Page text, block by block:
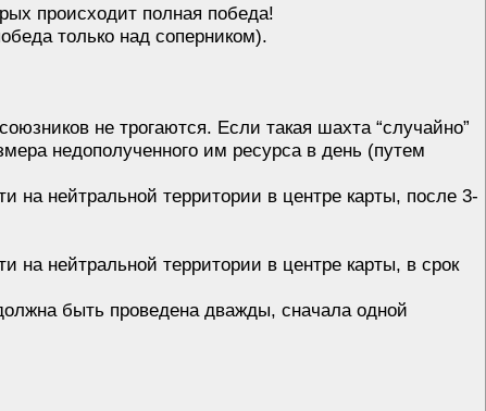
происходит полная победа!
только над соперником).
не трогаются. Если такая шахта “случайно”
недополученного им ресурса в день (путем
на нейтральной территории в центре карты, после 3-
на нейтральной территории в центре карты, в срок
быть проведена дважды, сначала одной